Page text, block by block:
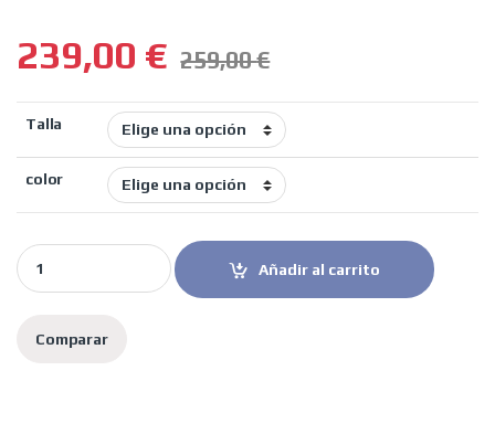
239,00 € 259,00€
Talla
color
Quartermile chaqueta moto piel Classic 2.0 Negra quantity
Añadir al carrito
Comparar